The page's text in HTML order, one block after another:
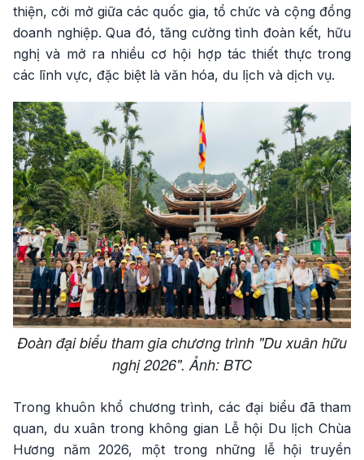
thiện, cởi mở giữa các quốc gia, tổ chức và cộng đồng
doanh nghiệp. Qua đó, tăng cường tình đoàn kết, hữu
nghị và mở ra nhiều cơ hội hợp tác thiết thực trong
các lĩnh vực, đặc biệt là văn hóa, du lịch và dịch vụ.
Đoàn đại biểu tham gia chương trình "Du xuân hữu
nghị 2026". Ảnh: BTC
Trong khuôn khổ chương trình, các đại biểu đã tham
quan, du xuân trong không gian Lễ hội Du lịch Chùa
Hương năm 2026, một trong những lễ hội truyền